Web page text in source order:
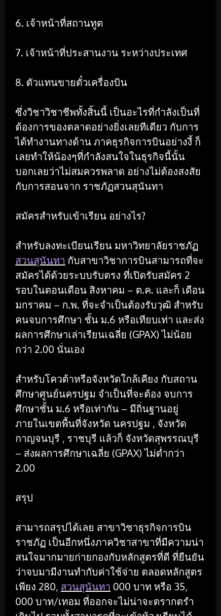
6. เจ้าหน้าที่สถานทูต
7. เจ้าหน้าที่ประสานงาน ระหว่างประเทศ
8. ตัวแทนขายตั๋วเครื่องบิน
ซึ่งวิชาวิชาชีพทั้งสิ้นนี้ เป็นอะไรที่กำลังเป็นที่
ต้องการของตลาดอย่างยิ่งเลยทีเดียว กับการ
ได้ทำงานทางด้าน ภาคธุรกิจการบินอย่างงี้ ก็
เลยทำให้น้องๆที่กำลังสนใจในธุรกิจนี้นั้น
บอกเลยว่าไม่สมควรพลาด อย่างไม่ต้องสงสัย
กับการสอนจาก ราชภัฏสวนสุนันทา
สมัครสำหรับเข้าเรียน อย่างไร?
สำหรับลงทะเบียนเรียน มหาวิทยาลัยราชภัฏ
สวนสุนันทา กับสาขาวิชาการบินสามารถที่จะ
สมัครได้ด้วยระบบรับตรง ที่เปิดรับสมัคร 2
รอบในตอนเดือน สิงหาคม – ต.ค. และก็ เดือน
มกราคม – ก.พ. ที่จะจำเป็นต้องรับวุฒิ สำหรับ
คนจบการศึกษา ชั้น ม.6 หรือเทียบเท่า และส่ง
ผลการศึกษาเล่าเรียนเฉลี่ย (GPAX) ไม่น้อย
กว่า 2.00 นั่นเอง
สำหรับโควต้าหรือจังหวัดใกล้เคียง กับสถาน
ศึกษาศูนย์นครปฐม จำเป็นที่จะต้อง จบการ
ศึกษาชั้น ม.6 หรือเท่ากัน – มีถิ่นฐานอยู่
ภายในเขตพื้นที่จังหวัด นครปฐม , จังหวัด
กาญจนบุรี , ราชบุรี แล้วก็ จังหวัดสุพรรณบุรี
– ส่งผลการศึกษาเฉลี่ย (GPAX) ไม่ต่ำกว่า
2.00
สรุป
สามารถสรุปได้เลย สาขาวิชาธุรกิจการบิน
ราชภัฏ เป็นอีกหนึ่งภาควิชาสาขาที่มีความน่า
สนใจมากมายก่ายกองกับหลักสูตรที่ดี ที่ยืนยัน
ว่าจบมามีงานทำกับค่าใช้จ่าย ตลอดหลักสูตร
เพียง 280, สวนสุนันทา 000 บาท หรือ 35,
000 บาท/เทอม ที่ออกจะไม่น่าจะตรากตรำ